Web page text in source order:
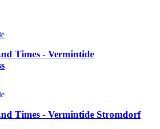
Times - Vermintide
Times - Vermintide Stromdorf